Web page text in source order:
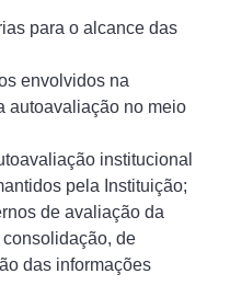
para o alcance das
envolvidos na
autoavaliação no meio
institucional
pela Instituição;
de avaliação da
consolidação, de
das informações